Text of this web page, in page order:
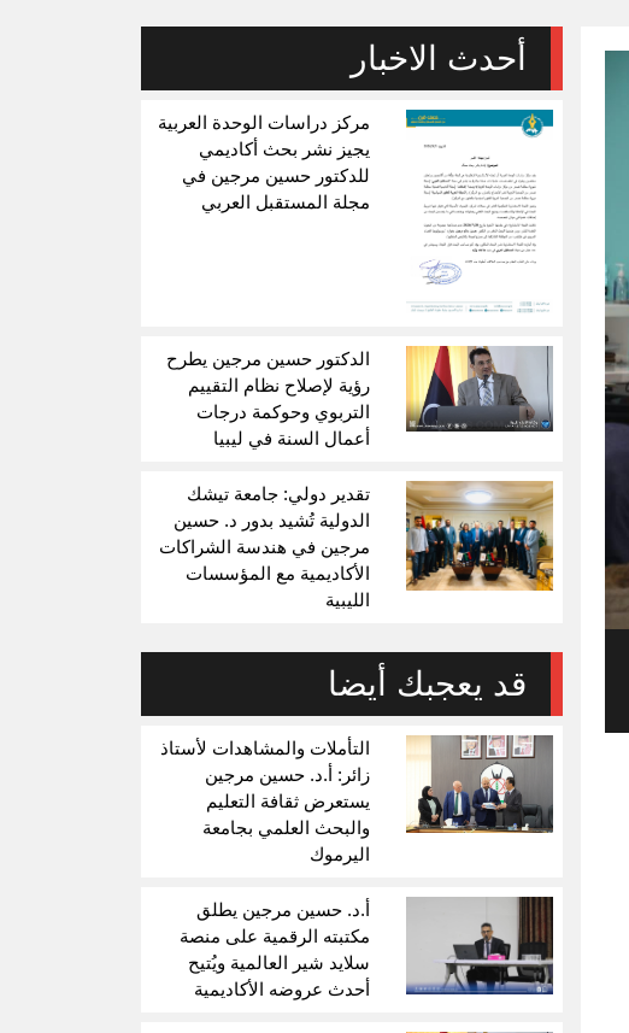
أحدث الاخبار
مركز دراسات الوحدة العربية
يجيز نشر بحث أكاديمي
للدكتور حسين مرجين في
مجلة المستقبل العربي
الدكتور حسين مرجين يطرح
رؤية لإصلاح نظام التقييم
التربوي وحوكمة درجات
أعمال السنة في ليبيا
تقدير دولي: جامعة تيشك
الدولية تُشيد بدور د. حسين
مرجين في هندسة الشراكات
الأكاديمية مع المؤسسات
الليبية
قد يعجبك أيضا
التأملات والمشاهدات لأستاذ
زائر: أ.د. حسين مرجين
يستعرض ثقافة التعليم
والبحث العلمي بجامعة
اليرموك
أ.د. حسين مرجين يطلق
مكتبته الرقمية على منصة
سلايد شير العالمية ويُتيح
أحدث عروضه الأكاديمية